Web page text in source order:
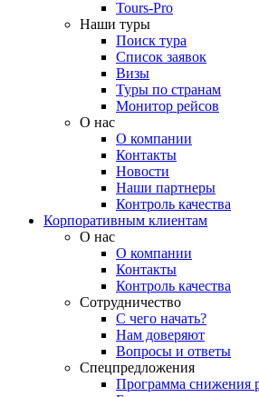
Tours-Pro
Наши туры
Поиск тура
Список заявок
Визы
Туры по странам
Монитор рейсов
О нас
О компании
Контакты
Новости
Наши партнеры
Контроль качества
Корпоративным клиентам
О нас
О компании
Контакты
Контроль качества
Сотрудничество
С чего начать?
Нам доверяют
Вопросы и ответы
Спецпредложения
Программа снижения